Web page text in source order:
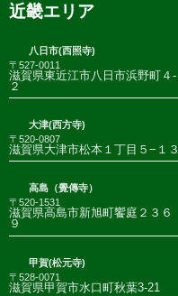
近畿エリア
八日市(西照寺)
〒527-0011
滋賀県東近江市八日市浜野町４-
２
大津(西方寺)
〒520-0807
滋賀県大津市松本１丁目５−１３
高島（覺傳寺）
〒520-1531
滋賀県高島市新旭町饗庭２３６
９
甲賀(松元寺)
〒528-0071
滋賀県甲賀市水口町秋葉3-21